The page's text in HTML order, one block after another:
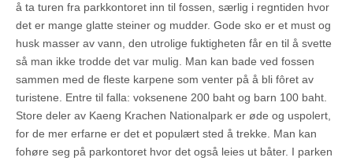
å ta turen fra parkkontoret inn til fossen, særlig i regntiden hvor
det er mange glatte steiner og mudder. Gode sko er et must og
husk masser av vann, den utrolige fuktigheten får en til å svette
så man ikke trodde det var mulig. Man kan bade ved fossen
sammen med de fleste karpene som venter på å bli fôret av
turistene. Entre til falla: voksenene 200 baht og barn 100 baht.
Store deler av Kaeng Krachen Nationalpark er øde og uspolert,
for de mer erfarne er det et populært sted å trekke. Man kan
fohøre seg på parkontoret hvor det også leies ut båter. I parken